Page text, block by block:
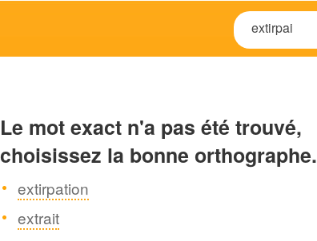
Le mot exact n'a pas été trouvé,
choisissez la bonne orthographe.
extirpation
extrait